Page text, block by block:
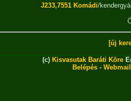
J233,7551 Komádi/
[új
(c) Kisvasutak Baráti Köre
Belépés - Webmail